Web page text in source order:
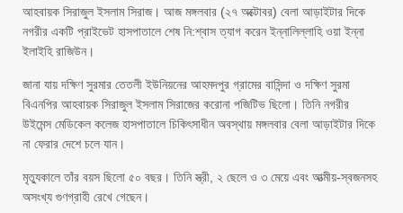
আহবায়ক সিরাজুল ইসলাম সিরাজ। আজ মঙ্গলবার (২৭ অক্টোবর) বেলা আড়াইটার দিকে
নগরীর একটি প্রাইভেট হাসপাতালে শেষ নি:শ্বাস ত্যাগ করেন ইন্নালিল্লাহি ওয়া ইন্না
ইলাইহি রাজিউন।
জানা যায় দক্ষিণ সুরমার তেতলী ইউনিয়নের আহমদপুর গ্রামের বাসিন্দা ও দক্ষিণ সুরমা
বিএনপির আহবায়ক সিরাজুল ইসলাম সিরাজের করোনা পজিটিভ ছিলো। তিনি নগরীর
উইমেন্স মেডিকেল কলেজ হাসপাতালে চিকিৎসাধীন অবস্থায় মঙ্গলবার বেলা আড়াইটার দিকে
না ফেরার দেশে চলে যান।
মৃত্যুকালে তাঁর বয়স ছিলো ৫০ বছর। তিনি স্ত্রী, ২ ছেলে ও ৩ মেয়ে এবং আত্মীয়-স্বজনসহ
অসংখ্য গুণগ্রাহী রেখে গেছেন।